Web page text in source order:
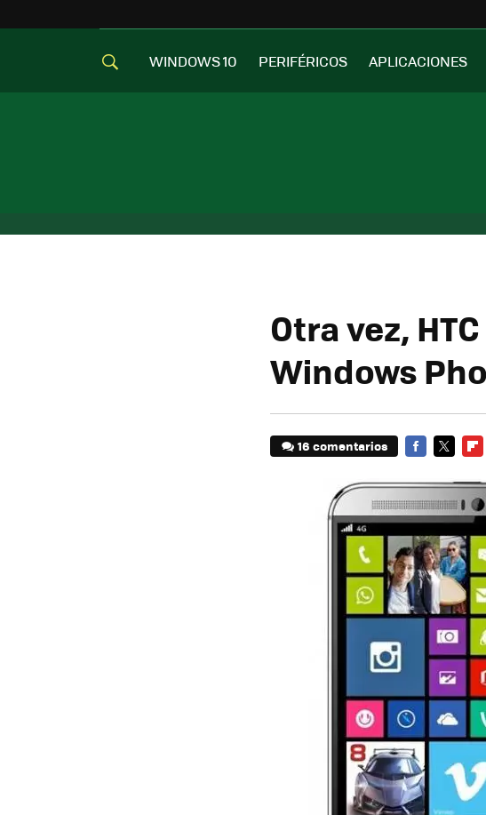
WINDOWS 10 PERIFÉRICOS APLICACIONES
Otra vez,
Windows
16 comentarios